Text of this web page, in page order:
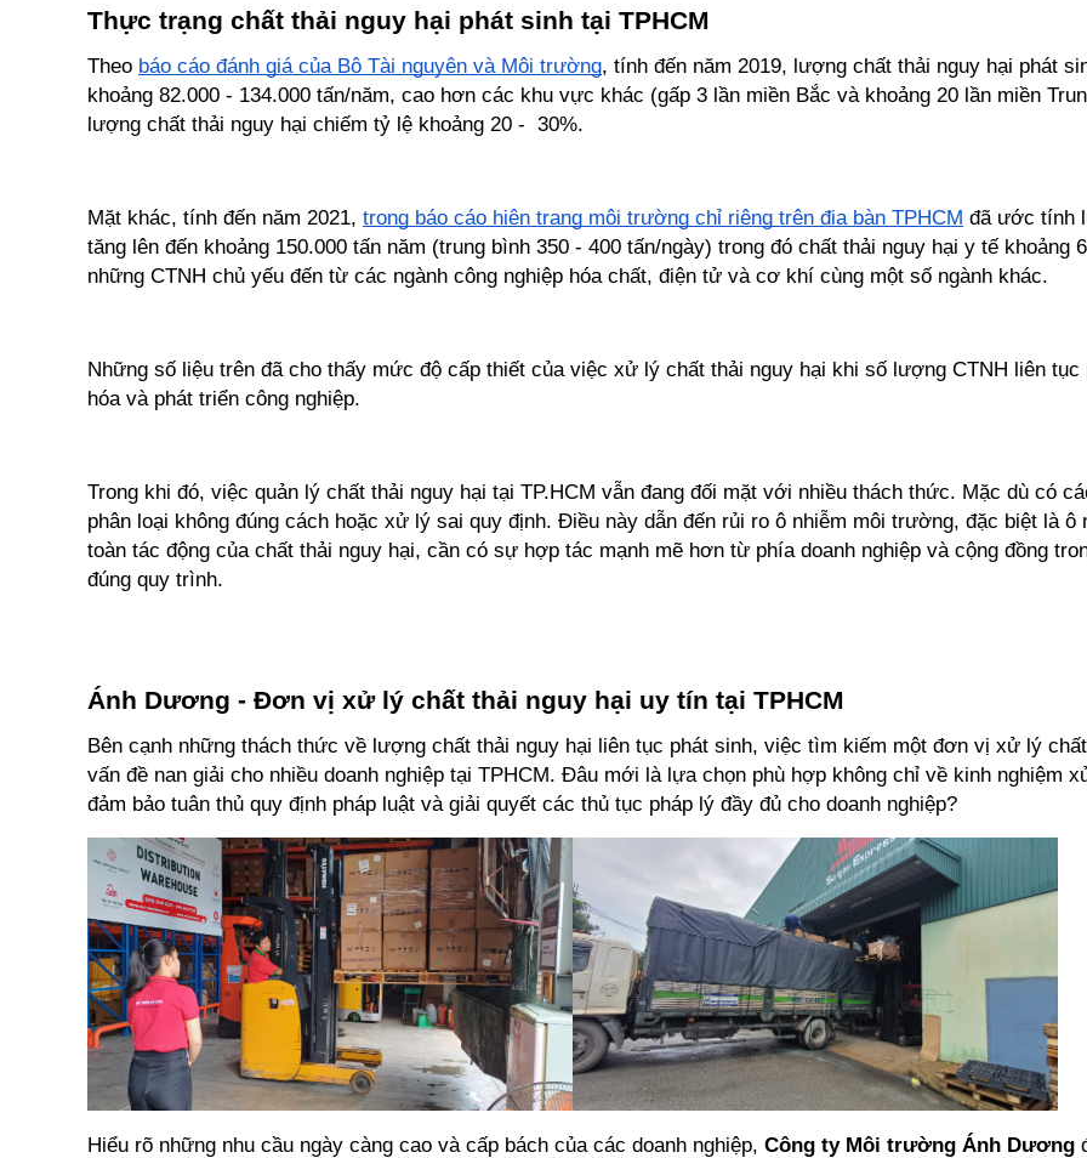
Thực trạng chất thải nguy hại phát sinh tại TPHCM
Theo báo cáo đánh giá của Bộ Tài nguyên và Môi trường, tính đến năm 2019, lượng chất thải nguy hại phát
khoảng 82.000 - 134.000 tấn/năm, cao hơn các khu vực khác (gấp 3 lần miền Bắc và khoảng 20 lần miền
lượng chất thải nguy hại chiếm tỷ lệ khoảng 20 -  30%.
Mặt khác, tính đến năm 2021, trong báo cáo hiện trạng môi trường chỉ riêng trên địa bàn TPHCM đã ước tính
tăng lên đến khoảng 150.000 tấn năm (trung bình 350 - 400 tấn/ngày) trong đó chất thải nguy hại y tế khoảng
những CTNH chủ yếu đến từ các ngành công nghiệp hóa chất, điện tử và cơ khí cùng một số ngành khác.
Những số liệu trên đã cho thấy mức độ cấp thiết của việc xử lý chất thải nguy hại khi số lượng CTNH liên
hóa và phát triển công nghiệp.
Trong khi đó, việc quản lý chất thải nguy hại tại TP.HCM vẫn đang đối mặt với nhiều thách thức. Mặc dù có
phân loại không đúng cách hoặc xử lý sai quy định. Điều này dẫn đến rủi ro ô nhiễm môi trường, đặc biệt là
toàn tác động của chất thải nguy hại, cần có sự hợp tác mạnh mẽ hơn từ phía doanh nghiệp và cộng đồng
đúng quy trình.
Ánh Dương - Đơn vị xử lý chất thải nguy hại uy tín tại TPHCM
Bên cạnh những thách thức về lượng chất thải nguy hại liên tục phát sinh, việc tìm kiếm một đơn vị xử lý
vấn đề nan giải cho nhiều doanh nghiệp tại TPHCM. Đâu mới là lựa chọn phù hợp không chỉ về kinh
đảm bảo tuân thủ quy định pháp luật và giải quyết các thủ tục pháp lý đầy đủ cho doanh nghiệp?
Hiểu rõ những nhu cầu ngày càng cao và cấp bách của các doanh nghiệp, Công ty Môi trường Ánh Dương